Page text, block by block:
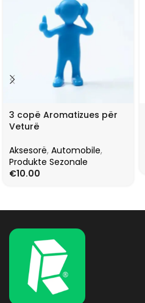
3 copë Aromatizues për
Veturë
Aksesorë, Automobile,
Produkte Sezonale
€10.00